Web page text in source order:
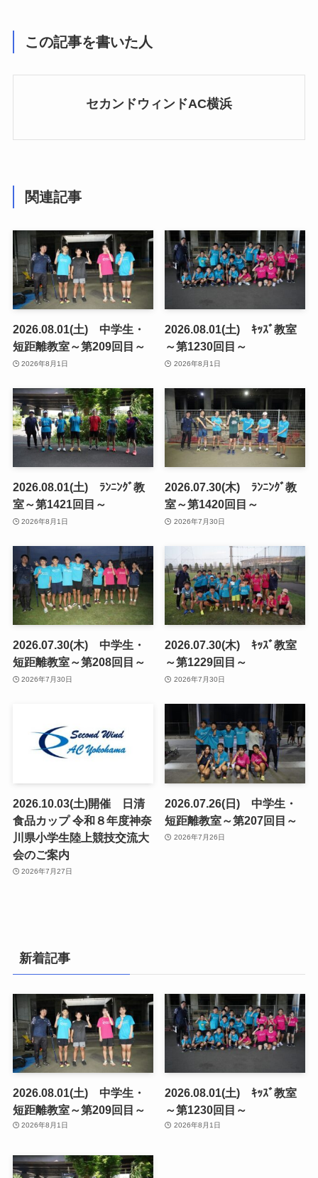
この記事を書いた人
セカンドウィンドAC横浜
関連記事
2026.08.01(土) 中学生・
短距離教室～第209回目～
2026年8月1日
2026.08.01(土) ｷｯｽﾞ教室
～第1230回目～
2026年8月1日
2026.08.01(土) ﾗﾝﾆﾝｸﾞ教
室～第1421回目～
2026年8月1日
2026.07.30(木) ﾗﾝﾆﾝｸﾞ教
室～第1420回目～
2026年7月30日
2026.07.30(木) 中学生・
短距離教室～第208回目～
2026年7月30日
2026.07.30(木) ｷｯｽﾞ教室
～第1229回目～
2026年7月30日
2026.10.03(土)開催 日清
食品カップ 令和８年度神奈
川県小学生陸上競技交流大
会のご案内
2026年7月27日
2026.07.26(日) 中学生・
短距離教室～第207回目～
2026年7月26日
新着記事
2026.08.01(土) 中学生・
短距離教室～第209回目～
2026年8月1日
2026.08.01(土) ｷｯｽﾞ教室
～第1230回目～
2026年8月1日